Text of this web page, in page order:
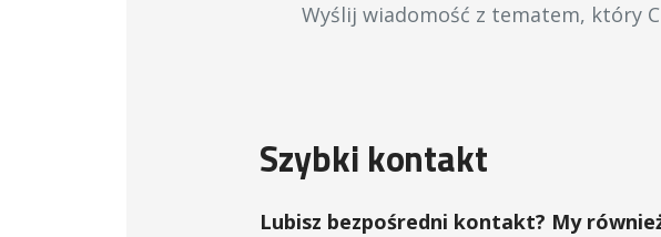
Wyślij wiadomość z tematem, który
Szybki kontakt
Lubisz bezpośredni kontakt? My